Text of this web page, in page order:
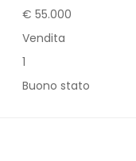
€ 55.000
Vendita
1
Buono stato